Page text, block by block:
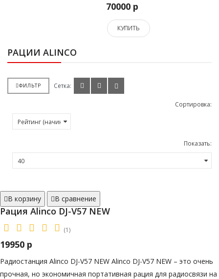
70000 р
КУПИТЬ
РАЦИИ ALINCO
ФИЛЬТР Сетка:
Сортировка:
Показать:
В корзину В сравнение
Рация Alinco DJ-V57 NEW
(1)
19950 р
Радиостанция Alinco DJ-V57 NEW Alinco DJ-V57 NEW – это очень
прочная, но экономичная портативная рация для радиосвязи на